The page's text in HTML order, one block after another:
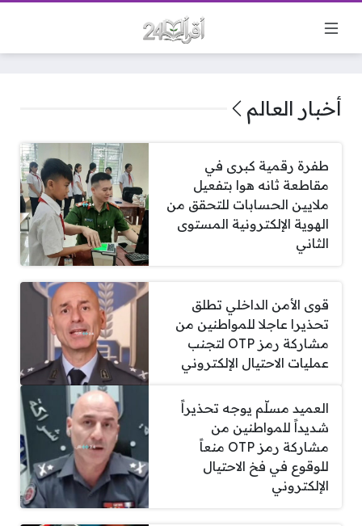
أخبار العالم
طفرة رقمية كبرى في
مقاطعة ثانه هوا بتفعيل
ملايين الحسابات للتحقق من
الهوية الإلكترونية المستوى
الثاني
قوى الأمن الداخلي تطلق
تحذيرا عاجلا للمواطنين من
مشاركة رمز OTP لتجنب
عمليات الاحتيال الإلكتروني
العميد مسلّم يوجه تحذيراً
شديداً للمواطنين من
مشاركة رمز OTP منعاً
للوقوع في فخ الاحتيال
الإلكتروني